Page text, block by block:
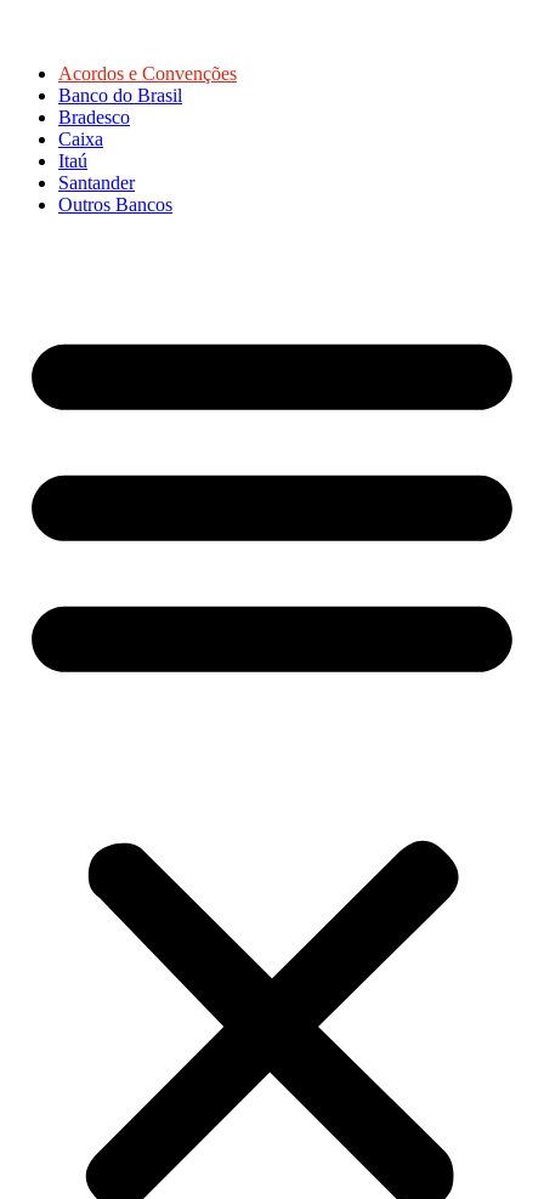
Acordos e Convenções
Banco do Brasil
Bradesco
Caixa
Itaú
Santander
Outros Bancos